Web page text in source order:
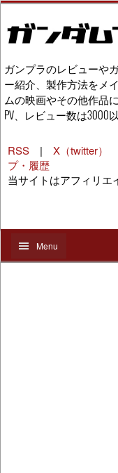
ガンプラのレビューや
ー紹介、製作方法をメ
ムの映画やその他作品
PV、レビュー数は3000
RSS | X（twitter）
プ・履歴
当サイトはアフィリエ
Menu